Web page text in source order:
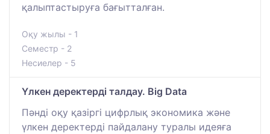
қалыптастыруға бағытталған.
Оқу жылы - 1
Семестр - 2
Несиелер - 5
Үлкен деректерді талдау. Big Data
Пәнді оқу қазіргі цифрлық экономика және
үлкен деректерді пайдалану туралы идеяға